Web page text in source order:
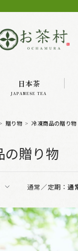
日本茶
JAPANESE TEA
贈り物 冷凍商品の贈り物
の贈り物
通常／定期：通